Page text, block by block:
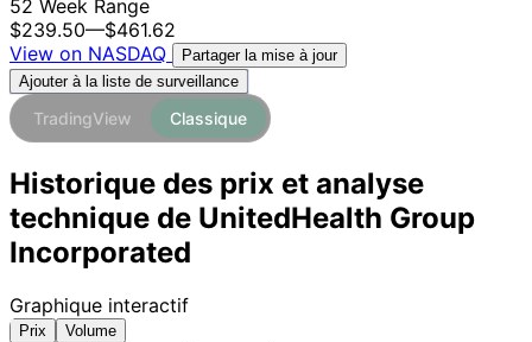
52 Week Range
$239.50—$461.62
View on NASDAQ
Partager la mise à jour
Ajouter à la liste de surveillance
TradingView Classique
Historique des prix et analyse
technique de UnitedHealth Group
Incorporated
Graphique interactif
Prix
Volume